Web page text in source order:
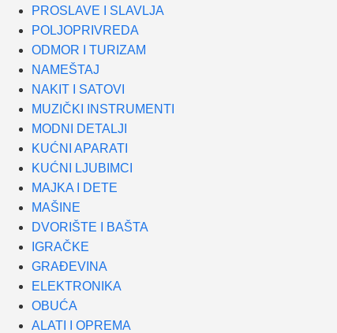
PROSLAVE I SLAVLJA
POLJOPRIVREDA
ODMOR I TURIZAM
NAMEŠTAJ
NAKIT I SATOVI
MUZIČKI INSTRUMENTI
MODNI DETALJI
KUĆNI APARATI
KUĆNI LJUBIMCI
MAJKA I DETE
MAŠINE
DVORIŠTE I BAŠTA
IGRAČKE
GRAĐEVINA
ELEKTRONIKA
OBUĆA
ALATI I OPREMA